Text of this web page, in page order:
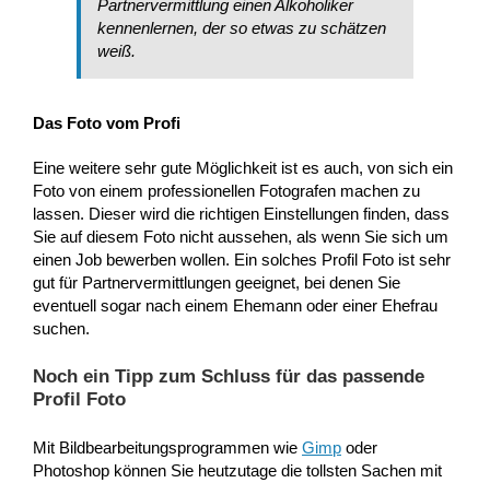
Partnervermittlung einen Alkoholiker
kennenlernen, der so etwas zu schätzen
weiß.
Das Foto vom Profi
Eine weitere sehr gute Möglichkeit ist es auch, von sich ein
Foto von einem professionellen Fotografen machen zu
lassen. Dieser wird die richtigen Einstellungen finden, dass
Sie auf diesem Foto nicht aussehen, als wenn Sie sich um
einen Job bewerben wollen. Ein solches Profil Foto ist sehr
gut für Partnervermittlungen geeignet, bei denen Sie
eventuell sogar nach einem Ehemann oder einer Ehefrau
suchen.
Noch ein Tipp zum Schluss für das passende
Profil Foto
Mit Bildbearbeitungsprogrammen wie Gimp oder
Photoshop können Sie heutzutage die tollsten Sachen mit